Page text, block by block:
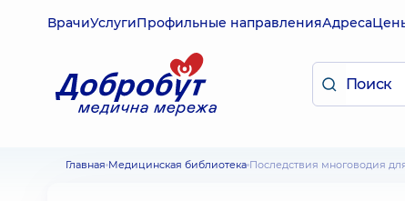
ВрачиУслугиПрофильные направленияАдреса
Главная Медицинская библиотека Последствия многоводия